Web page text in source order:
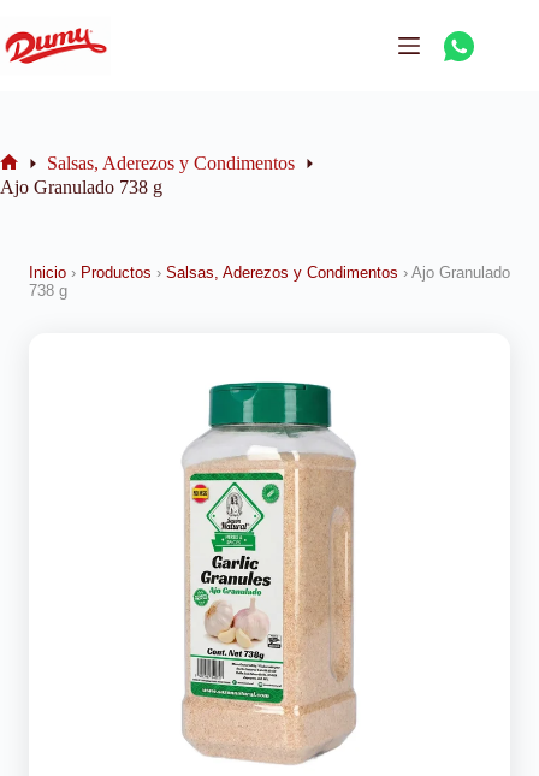
Salsas, Aderezos y Condimentos
Ajo Granulado 738 g
Inicio › Productos › Salsas, Aderezos y Condimentos › Ajo Granulado
738 g